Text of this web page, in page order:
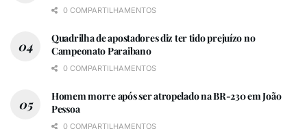
0 COMPARTILHAMENTOS
Quadrilha de apostadores diz ter tido prejuízo no
Campeonato Paraibano
0 COMPARTILHAMENTOS
Homem morre após ser atropelado na BR-230 em João
Pessoa
0 COMPARTILHAMENTOS